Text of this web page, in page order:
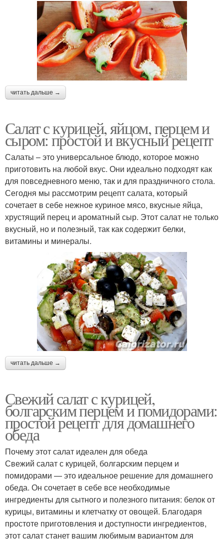
читать дальше →
Салат с курицей, яйцом, перцем и
сыром: простой и вкусный рецепт
Салаты – это универсальное блюдо, которое можно
приготовить на любой вкус. Они идеально подходят как
для повседневного меню, так и для праздничного стола.
Сегодня мы рассмотрим рецепт салата, который
сочетает в себе нежное куриное мясо, вкусные яйца,
хрустящий перец и ароматный сыр. Этот салат не только
вкусный, но и полезный, так как содержит белки,
витамины и минералы.
читать дальше →
Свежий салат с курицей,
болгарским перцем и помидорами:
простой рецепт для домашнего
обеда
Почему этот салат идеален для обеда
Свежий салат с курицей, болгарским перцем и
помидорами — это идеальное решение для домашнего
обеда. Он сочетает в себе все необходимые
ингредиенты для сытного и полезного питания: белок от
курицы, витамины и клетчатку от овощей. Благодаря
простоте приготовления и доступности ингредиентов,
этот салат станет вашим любимым вариантом для